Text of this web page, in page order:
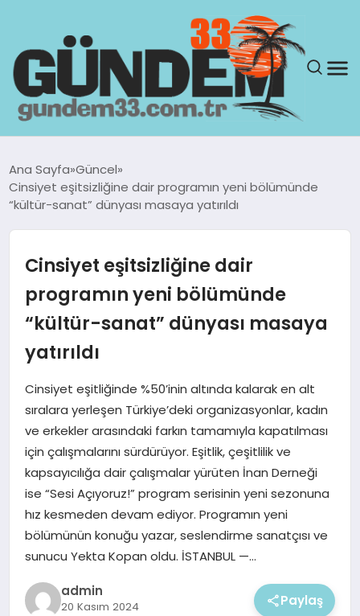
GÜNDEM
TEKNOLOJI
EKONOMI
MAGAZIN
Ana Sayfa Güncel
Cinsiyet eşitsizliğine dair programın yeni bölümünde
“kültür-sanat” dünyası masaya yatırıldı
Cinsiyet eşitsizliğine dair
programın yeni bölümünde
“kültür-sanat” dünyası masaya
yatırıldı
Cinsiyet eşitliğinde %50’inin altında kalarak en alt
sıralara yerleşen Türkiye’deki organizasyonlar, kadın
ve erkekler arasındaki farkın tamamıyla kapatılması
için çalışmalarını sürdürüyor. Eşitlik, çeşitlilik ve
kapsayıcılığa dair çalışmalar yürüten İnan Derneği
ise “Sesi Açıyoruz!” program serisinin yeni sezonuna
hız kesmeden devam ediyor. Programın yeni
bölümünün konuğu yazar, seslendirme sanatçısı ve
sunucu Yekta Kopan oldu. İSTANBUL —…
admin
20 Kasım 2024 Paylaş